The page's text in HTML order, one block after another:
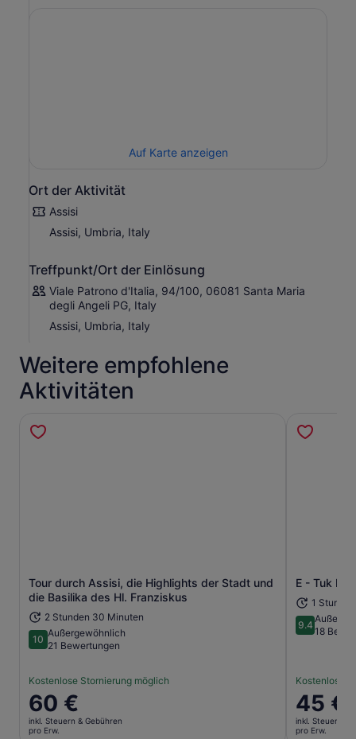
Auf Karte anzeigen
Ort der Aktivität
Assisi
Assisi, Umbria, Italy
Treffpunkt/Ort der Einlösung
Viale Patrono d'Italia, 94/100, 06081 Santa Maria
degli Angeli PG, Italy
Assisi, Umbria, Italy
Weitere empfohlene
Aktivitäten
Tour durch Assisi, die Highlights der Stadt und
die Basilika des Hl. Franziskus
2 Stunden 30 Minuten
1010 von 10
Außergewöhnlich
21 Bewertungen
Kostenlose Stornierung möglich
Der
Preis
beträgt
60 €
inkl. Steuern & Gebühren
pro Erw.
Wird in einem neuen Tab geöffnet
E - Tuk
1 Stunde
9.49.4 von 10
18
Kostenlose
Der
Preis
beträgt
45 €
inkl. Steuern &
pro Erw.